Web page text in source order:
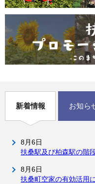
新着情報 お知ら
8月6日
扶桑駅及び柏森駅の階
8月6日
扶桑町空家の有効活用